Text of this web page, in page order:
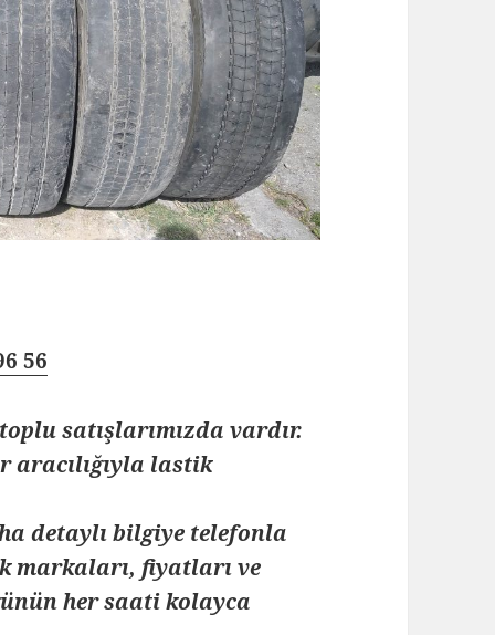
56
satışlarımızda vardır.
aracılığıyla lastik
detaylı bilgiye telefonla
fiyatları ve
her saati kolayca